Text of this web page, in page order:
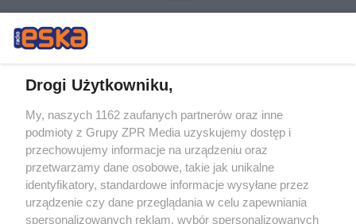
Żaden utwór zamieszczony w serwisie nie może być powielany i
rozpowszechniany lub dalej rozpowszechniany w jakikolwiek sposób (w
tym także elektroniczny lub mechaniczny) na jakimkolwiek polu
eksploatacji w jakiejkolwiek formie, włącznie z umieszczaniem w
Internecie bez pisemnej zgody właściciela praw. Jakiekolwiek użycie lub
wykorzystanie utworów w całości lub w części z naruszeniem prawa,
tzn. bez właściwej zgody, jest zabronione pod groźbą kary i może być
ścigane prawnie.
Drogi Użytkowniku,
My, naszych 1162 zaufanych partnerów oraz inne
podmioty z Grupy ZPR Media uzyskujemy dostęp i
przechowujemy informacje na urządzeniu oraz
przetwarzamy dane osobowe, takie jak unikalne
identyfikatory, standardowe informacje wysyłane przez
urządzenie czy dane przeglądania w celu zapewniania
spersonalizowanych reklam, wybór spersonalizowanych